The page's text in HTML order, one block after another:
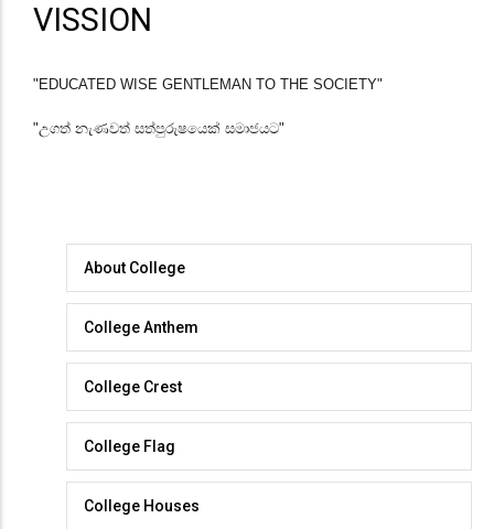
VISSION
"EDUCATED WISE GENTLEMAN TO THE SOCIETY"
"උගත් නැණවත් සත්පුරුෂයෙක් සමාජයට"
College
About College
College Anthem
College Crest
College Flag
College Houses